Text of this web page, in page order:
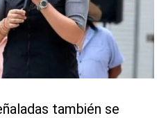
también se